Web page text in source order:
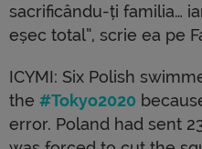
sacrificându-ți familia…
eșec total”, scrie ea pe
ICYMI: Six Polish
the #Tokyo2020
error. Poland had sent